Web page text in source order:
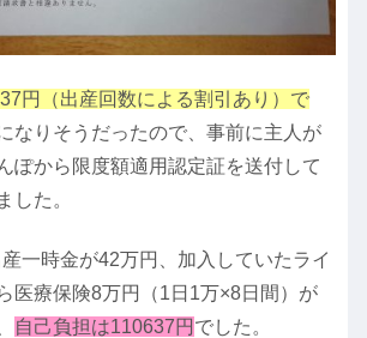
円（出産回数による割引あり）で
なりそうだったので、事前に主人が
ぽから限度額適用認定証を送付して
した。
一時金が42万円、加入していたライ
医療保険8万円（1日1万×8日間）が
自己負担は110637円 でした。